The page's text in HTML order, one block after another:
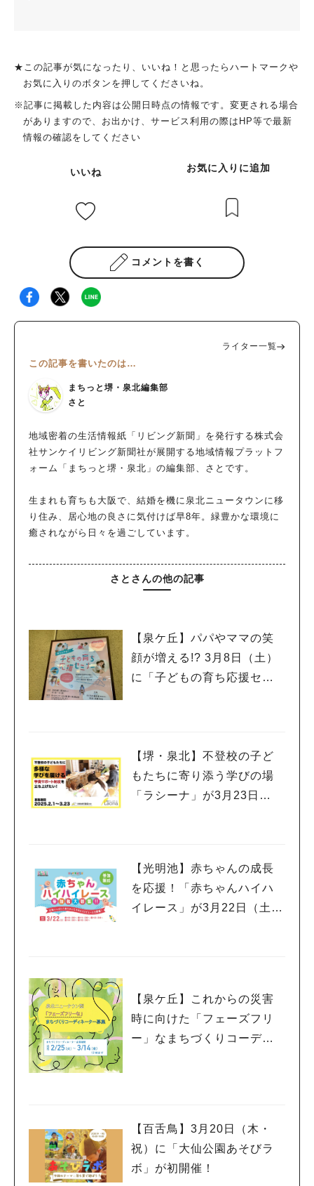
★この記事が気になったり、いいね！と思ったらハートマークや
お気に入りのボタンを押してくださいね。
※記事に掲載した内容は公開日時点の情報です。変更される場合
がありますので、お出かけ、サービス利用の際はHP等で最新
情報の確認をしてください
いいね お気に入りに追加
コメントを書く
ライター一覧
この記事を書いたのは…
まちっと堺・泉北編集部
さと
地域密着の生活情報紙「リビング新聞」を発行する株式会
社サンケイリビング新聞社が展開する地域情報プラットフ
ォーム「まちっと堺・泉北」の編集部、さとです。
生まれも育ちも大阪で、結婚を機に泉北ニュータウンに移
り住み、居心地の良さに気付けば早8年。緑豊かな環境に
癒されながら日々を過ごしています。
さとさんの他の記事
【泉ケ丘】パパやママの笑
顔が増える!? 3月8日（土）
に「子どもの育ち応援セミ
【堺・泉北】不登校の子ど
もたちに寄り添う学びの場
「ラシーナ」が3月23日
【光明池】赤ちゃんの成長
を応援！「赤ちゃんハイハ
イレース」が3月22日（土）
【泉ケ丘】これからの災害
時に向けた「フェーズフリ
ー」なまちづくりコーディ
【百舌鳥】3月20日（木・
祝）に「大仙公園あそびラ
ボ」が初開催！
人気のキーワード